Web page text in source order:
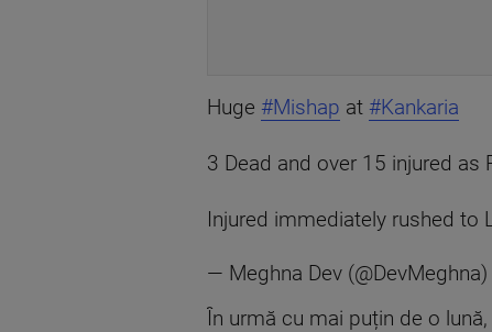
Huge #Mishap at #Kankaria
3 Dead and over 15 injured as
Injured immediately rushed to
— Meghna Dev (@DevMeghna)
În urmă cu mai puțin de o